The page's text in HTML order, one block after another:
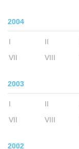
2004
I II
VII
VIII
2003
I II
VII
VIII
2002